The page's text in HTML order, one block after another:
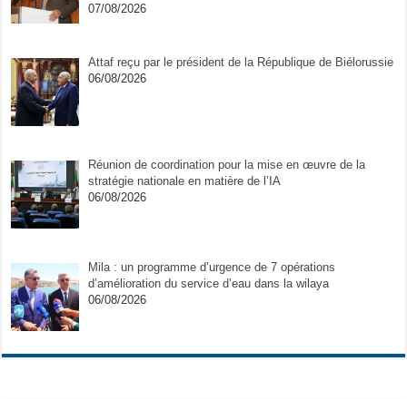
07/08/2026
Attaf reçu par le président de la République de Biélorussie
06/08/2026
Réunion de coordination pour la mise en œuvre de la
stratégie nationale en matière de l’IA
06/08/2026
Mila : un programme d’urgence de 7 opérations
d’amélioration du service d’eau dans la wilaya
06/08/2026